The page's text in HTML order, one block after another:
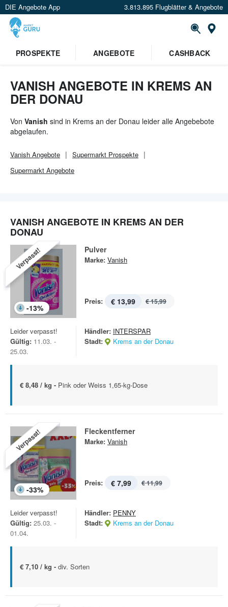
DIE Angebote App 3.813.895 Flugblätter & Angebote
Standort festlegen
PROSPEKTE ANGEBOTE CASHBACK
VANISH ANGEBOTE IN KREMS AN
DER DONAU
Von Vanish sind in Krems an der Donau leider alle Angebebote
abgelaufen.
Vanish Angebote Supermarkt Prospekte
Supermarkt Angebote
VANISH ANGEBOTE IN KREMS AN DER
DONAU
Verpasst!
-13%
Pulver
Marke: Vanish
Preis: € 13,99 € 15,99
Leider verpasst!
Gültig: 11.03. -
25.03.
Händler: INTERSPAR
Stadt:
Krems an der Donau
€ 8,48 / kg - Pink oder Weiss 1,65-kg-Dose
Verpasst!
-33%
Fleckentferner
Marke: Vanish
Preis: € 7,99 € 11,99
Leider verpasst!
Gültig: 25.03. -
01.04.
Händler: PENNY
Stadt:
Krems an der Donau
€ 7,10 / kg - div. Sorten